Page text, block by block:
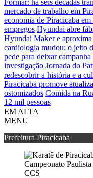
Formar: há seis décadas
mercado de trabalho em
economia de Piracicaba
empregos Hyundai abre
Hyundai Maker e
cardiologia mudou; o jeito
pede para deixar
investigação Jornada do
redescobrir a história e a
Piracicaba promove
ostomizados Comida na
12 mil pessoas
EM ALTA
MENU
Prefeitura Piracicaba
CCS